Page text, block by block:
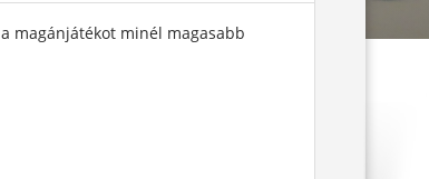
magánjátékot minél magasabb